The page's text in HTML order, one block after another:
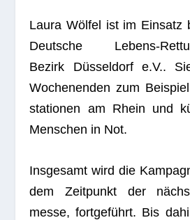
Laura Wöl­fel ist im
Deut­sche Lebens-
Bezirk Düs­sel­dorf e.V..
Wochen­en­den zum
sta­tio­nen am Rhein und
Men­schen in Not.
Ins­ge­samt wird die
dem Zeit­punkt der
messe, fort­ge­führt. Bis